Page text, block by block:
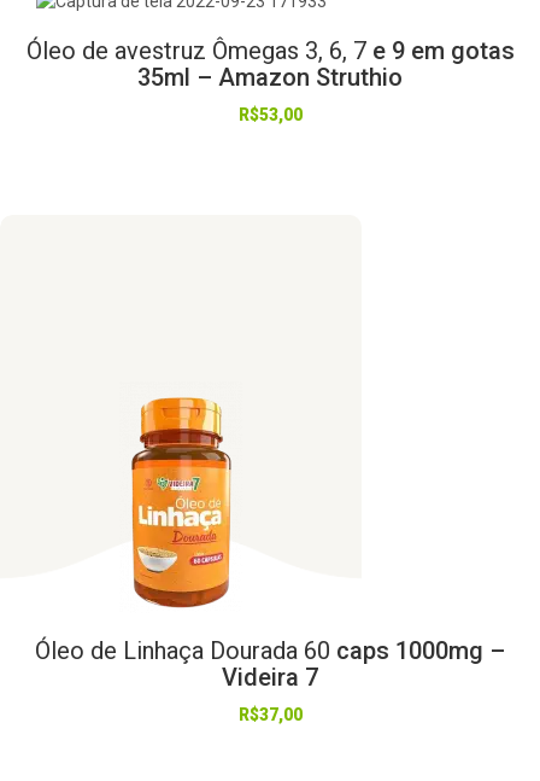
Óleo de avestruz Ômegas 3, 6, 7e 9 em gotas
35ml – Amazon Struthio
R$53,00
Óleo de Linhaça Dourada 60 caps 1000mg –
Videira 7
R$37,00